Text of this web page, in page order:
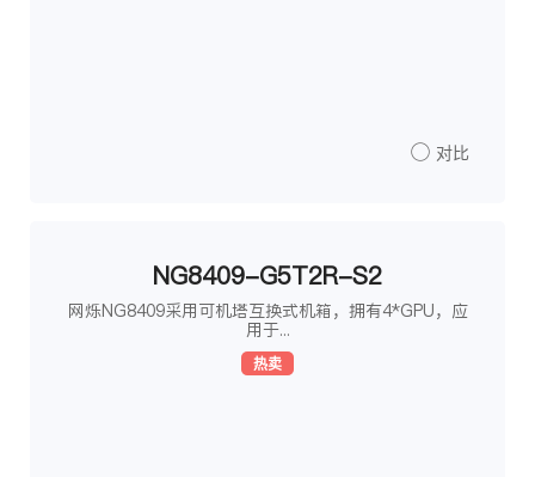
对比
NG8409-G5T2R-S2
网烁NG8409采用可机塔互换式机箱，拥有4*GPU，应
用于...
热卖